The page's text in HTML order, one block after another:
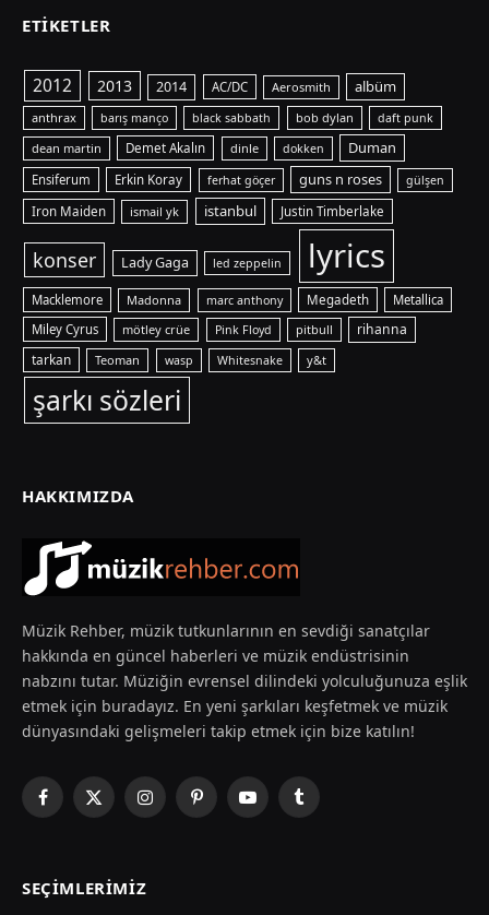
ETIKETLER
2012 2013 2014 AC/DC Aerosmith albüm
anthrax barış manço black sabbath bob dylan daft punk
dean martin Demet Akalın dinle dokken Duman
Ensiferum Erkin Koray ferhat göçer guns n roses gülşen
Iron Maiden ismail yk istanbul Justin Timberlake
konser Lady Gaga led zeppelin lyrics
Macklemore Madonna marc anthony Megadeth
Metallica
Miley Cyrus
mötley crüe Pink Floyd pitbull rihanna
tarkan Teoman wasp Whitesnake y&t
şarkı sözleri
HAKKIMIZDA
Müzik Rehber, müzik tutkunlarının en sevdiği sanatçılar
hakkında en güncel haberleri ve müzik endüstrisinin
nabzını tutar. Müziğin evrensel dilindeki yolculuğunuza eşlik
etmek için buradayız. En yeni şarkıları keşfetmek ve müzik
dünyasındaki gelişmeleri takip etmek için bize katılın!
Facebook
X
InstagramPinterestYouTubeTumblr
SEÇIMLERIMIZ